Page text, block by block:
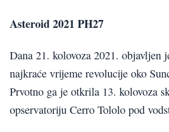
Asteroid 2021 PH27
Dana 21. kolovoza 2021. objavljen
najkraće vrijeme revolucije oko
Prvotno ga je otkrila 13. kolovoza
opservatoriju Cerro Tololo pod